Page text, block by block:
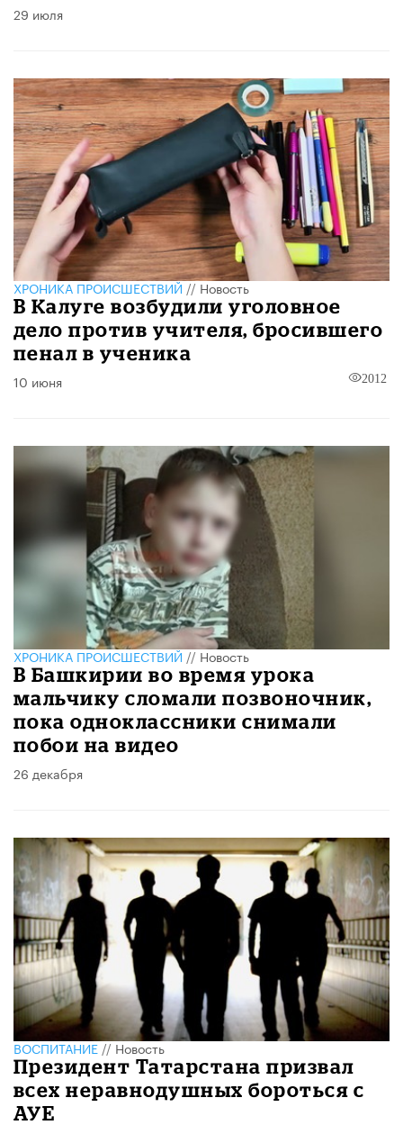
29 июля
ХРОНИКА ПРОИСШЕСТВИЙ//Новость
В Калуге возбудили уголовное
дело против учителя, бросившего
пенал в ученика
10 июня 2012
ХРОНИКА ПРОИСШЕСТВИЙ//Новость
В Башкирии во время урока
мальчику сломали позвоночник,
пока одноклассники снимали
побои на видео
26 декабря
ВОСПИТАНИЕ//Новость
Президент Татарстана призвал
всех неравнодушных бороться с
АУЕ